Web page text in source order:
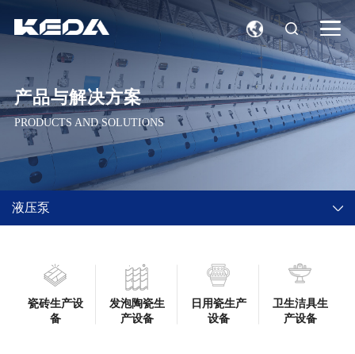
产品与解决方案
PRODUCTS AND SOLUTIONS
液压泵
瓷砖生产设
备
发泡陶瓷生
产设备
日用瓷生产
设备
卫生洁具生
产设备